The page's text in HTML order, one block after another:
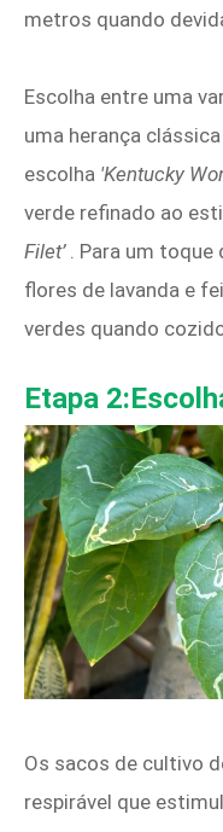
metros quando
Escolha entre uma
uma herança
escolha 'Kentucky
verde refinado ao
Filet’. Para um toque
flores de lavanda e
verdes quando
Etapa
Os sacos de cultivo
respirável que